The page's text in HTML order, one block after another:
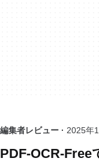
編集者レビュー · 2025年
PDF-OCR-Free